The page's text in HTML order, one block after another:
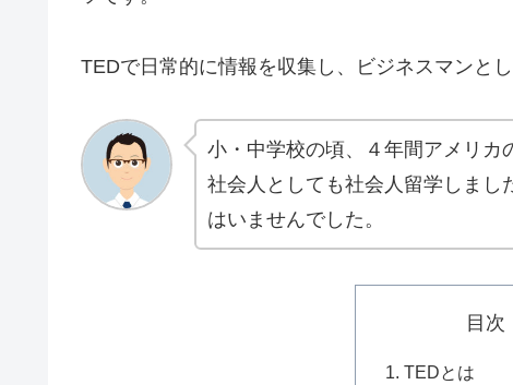
TEDで日常的に情報を収集し、ビジネスマンと
小・中学校の頃、４年間アメリカ
社会人としても社会人留学しまし
はいませんでした。
目次
TEDとは